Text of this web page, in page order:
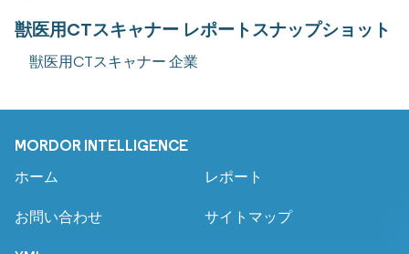
獣医用CTスキャナー レポートスナップショット
獣医用CTスキャナー 企業
MORDOR INTELLIGENCE
ホーム レポート
お問い合わせ サイトマップ